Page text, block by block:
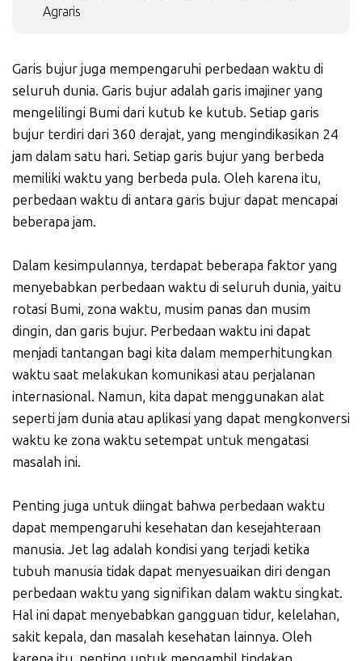
Agraris
Garis bujur juga mempengaruhi perbedaan waktu di
seluruh dunia. Garis bujur adalah garis imajiner yang
mengelilingi Bumi dari kutub ke kutub. Setiap garis
bujur terdiri dari 360 derajat, yang mengindikasikan 24
jam dalam satu hari. Setiap garis bujur yang berbeda
memiliki waktu yang berbeda pula. Oleh karena itu,
perbedaan waktu di antara garis bujur dapat mencapai
beberapa jam.
Dalam kesimpulannya, terdapat beberapa faktor yang
menyebabkan perbedaan waktu di seluruh dunia, yaitu
rotasi Bumi, zona waktu, musim panas dan musim
dingin, dan garis bujur. Perbedaan waktu ini dapat
menjadi tantangan bagi kita dalam memperhitungkan
waktu saat melakukan komunikasi atau perjalanan
internasional. Namun, kita dapat menggunakan alat
seperti jam dunia atau aplikasi yang dapat mengkonversi
waktu ke zona waktu setempat untuk mengatasi
masalah ini.
Penting juga untuk diingat bahwa perbedaan waktu
dapat mempengaruhi kesehatan dan kesejahteraan
manusia. Jet lag adalah kondisi yang terjadi ketika
tubuh manusia tidak dapat menyesuaikan diri dengan
perbedaan waktu yang signifikan dalam waktu singkat.
Hal ini dapat menyebabkan gangguan tidur, kelelahan,
sakit kepala, dan masalah kesehatan lainnya. Oleh